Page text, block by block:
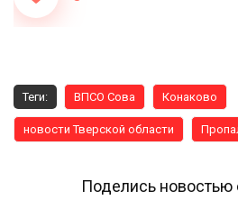
Теги: ВПСО Сова Конаково
новости Тверской области
Поделись новостью